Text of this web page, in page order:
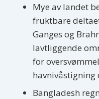
Mye av landet
fruktbare
Ganges og
lavtliggende
for
havnivåstigning
Bangladesh